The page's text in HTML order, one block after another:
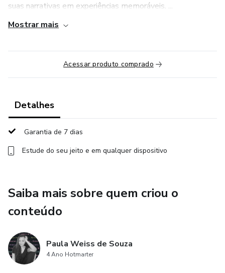
suas narrativas em experiências memoráveis. ...
Mostrar mais
Acessar produto comprado
Detalhes
Garantia de 7 dias
Estude do seu jeito e em qualquer dispositivo
Saiba mais sobre quem criou o
conteúdo
Paula Weiss de Souza
4 Ano Hotmarter